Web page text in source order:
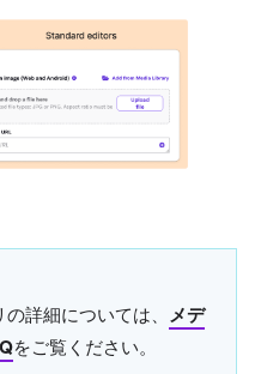
詳細については、 メデ
をご覧ください。